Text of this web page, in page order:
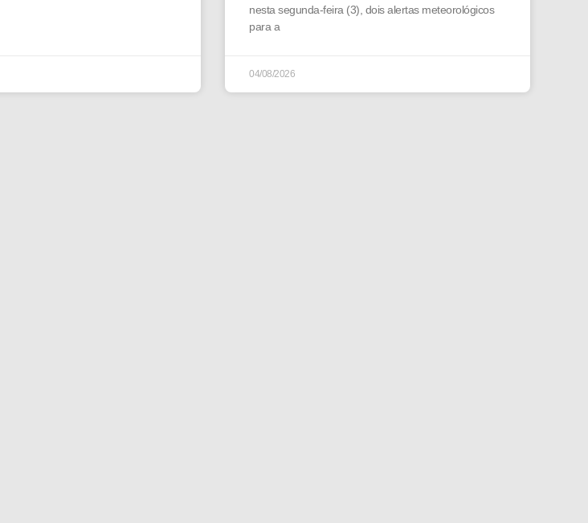
nesta segunda-feira (3), dois alertas meteorológicos
para a
04/08/2026